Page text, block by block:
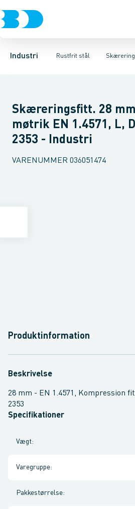
Industri Rustfrit stål
VentilerRustfrit stålSort stål
Svejsefittings ASTM svejsefittings
VinklerUnionerT-stykker
Skæreringsfitt. 28 mm
møtrik EN 1.4571, L,
2353 - Industri
VARENUMMER 036051474
Produktinformation
Beskrivelse
28 mm - EN 1.4571, Kompression
2353
Specifikationer
Vægt:
Varegruppe:
Pakkestørrelse: